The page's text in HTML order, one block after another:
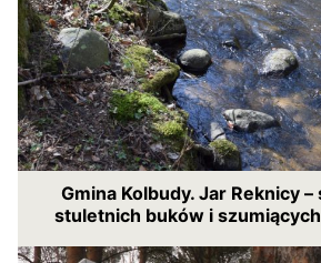
Gmina Kolbudy. Jar Reknicy
stuletnich buków i